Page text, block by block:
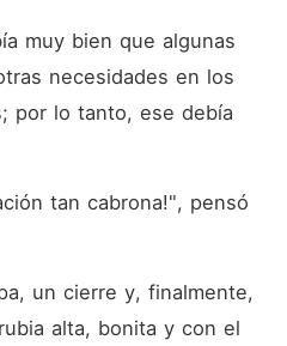
una vez que conoce mejor a
Heidi Williams? Libro 1.3:
Gustav nunca imaginó que
Artemisa, después de años,
otro ¿Pero realmente lo
Libro 2 = "Te quiero de
sobre Ícaro y Ariel! Libro 3 =
muy bien que algunas
necesidades en los
por lo tanto, ese debía
tan cabrona!", pensó
un cierre y, finalmente,
alta, bonita y con el